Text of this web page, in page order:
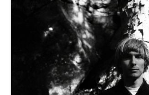
Jacobsen familieorkester, med
improvisasjon og et fargerikt
låta høres Tones harpe, Alf’s
og Hans sin krukketromme, og
hva som kan høres på resten av
som låta er hentet fra, og som